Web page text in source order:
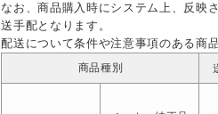
なお、商品購入時にシステム上、反映
送手配となります。
配送について条件や注意事項のある商
商品種別